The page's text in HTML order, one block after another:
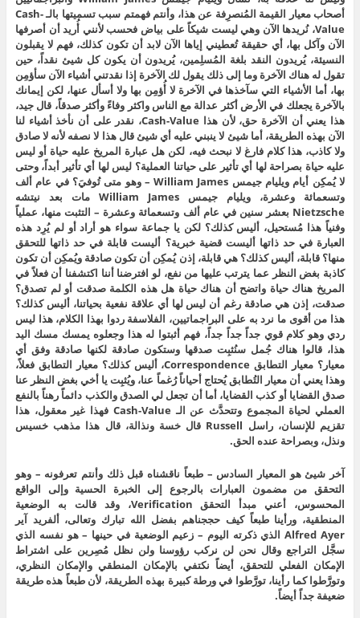
أصحاب معيار القيمة المُنصرِفة عن هذا، وأنتم فهمتم سبب تسميتها بالـ Cash-
Value، نُريدها الآن وهي ليست شيكاً على بياض فحسب لأنني أُريد أن أصرفها
الآن وآكل بها، أي حقيقة تُعطيني إياها الآن لابد أن تكون كذلك، فهم لا يقبلون
النسيئة، يُريدون النقد بلغة المُسلِمين، يُريدون أن يكون كل شيئ نقداً، حين
تقول له هناك الآخرة وما إلى ذلك يقول لك الآخرة إذا نقدتني أشياء الآن سأؤمِن
بها، أما الأشياء التي سآخذها في الآخرة لا أُؤمِن بها ولا أسأل عنها، لكن إيمانك
بالآخرة يجعلك في الأرض أكثر عدالة مع الناس واكثر وفاءً وأكثر صدقاً، قال جيد،
هذا يعني أن الآخرة حق، لأن هذا Cash-Value، نقدر على أن نأخذ أشياء لنا
الآن بهذه الطريقة، أما شيئ لا ينبني عليه أي شيئ قال هذا لا نصفه لأنه لا صادق
ولا كاذب، هذا كلام فارغ لا نبحث فيه، لكن هل عبارة المريخ عليه حياة أو ليس
عليه حياة بصراحة لها أي تأثير على حياتنا العملية؟ ليس لها أي تأثير أبداً، وحتى
لا يُمكِن أيام ويليام جيمس William James – وهو متى تُوفيَ؟ في عام ألف
وتسعمائة وعشرة، ويليام جيمس William James مات بعد نيتشه
Nietzsche بعشر سنين في عام ألف وتسعمائة وعشرة – التثبت منها، عملياً
وفنياً هذا مُستحيل، أليس كذلك؟ لكن يا جماعة سواء هو أراد أو لم يُرِد هذه
العبارة في حد ذاتها أليست قضية خبرية؟ أليست قابلة في حد ذاتها للتحقق
منها؟ قابلة، أليس كذلك؟ هي قابلة، إذن يُمكِن أن تكون صادقة ويُمكِن أن تكون
كاذبة بغض النظر عما يترتب عليها من نفع، لو افترضنا أننا اكتشفنا أن فعلاً في
المريخ هناك حياة واتضح أن هناك حياة هل هذه الكلمة صدقت أو لم تصدق؟
صدقت، إذن هي صادقة رغم أن ليس لها أي علاقة نفعية بحياتنا، أليس كذلك؟
هذا من أقوى ما نرد به على البراجماتيين، الفلاسفة ردوا بهذا الكلام، هذا ليس
ردي وهو كلام قوي جداً جداً جداً، فهم أثبتوا له هذا وجعلوه يمسك مسك اليد
هذا، قالوا هناك جُمل سنُثبِت صدقها وستكون صادقة لكنها صادقة وفق أي
معيار؟ معيار التطابق Correspondence، أليس كذلك؟ معيار التطابق فعلاً،
وهذا يعني أن معيار التُطابق يُحتاج أحياناً رُغماً عنا، ويُثبِت يا أخي بغض النظر عنا
صدق القضايا أو كذب القضايا، أما أن تجعل لي الصدق والكذب دائماً رهناً بالنفع
العملي لحياة المجموع وتتحدَّث عن الـ Cash-Value فهذا غير معقول، هذا
تقزيم للإنسان، راسل Russell قال خسة ونذالة، قال هذا مذهب خسيس
ونذل، وبصراحة عنده الحق.
آخر شيئ هو المعيار السادس – طبعاً ناقشناه قبل ذلك وأنتم تعرفونه – وهو
التحقق من مضمون العبارات بالرجوع إلى الخبرة الحسية وإلى الواقع
المحسوس، أعني مبدأ التحقق Verification، وقد قالت به الوضعية
المنطقية، ورأينا طبعاً كيف حججناهم بفضل الله تبارك وتعالى، ألفريد آير
Alfred Ayer الذي ذكرته اليوم – زعيم الوضعية في حينها – هو نفسه الذي
سجَّل التراجع وقال نحن لن نركب رؤوسنا ولن نظل مُصِرين على اشتراط
الإمكان الفعلي للتحقق، أيضاً نكتفي بالإمكان المنطقي والإمكان النظري،
وتورَّطوا كما رأينا، تورَّطوا في ورطة كبيرة بهذه الطريقة، لأن طبعاً هذه طريقة
ضعيفة جداً أيضاً.